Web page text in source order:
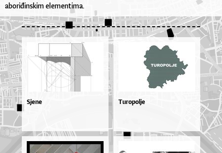
aboriđinskim elementima.
Sjene Turopolje